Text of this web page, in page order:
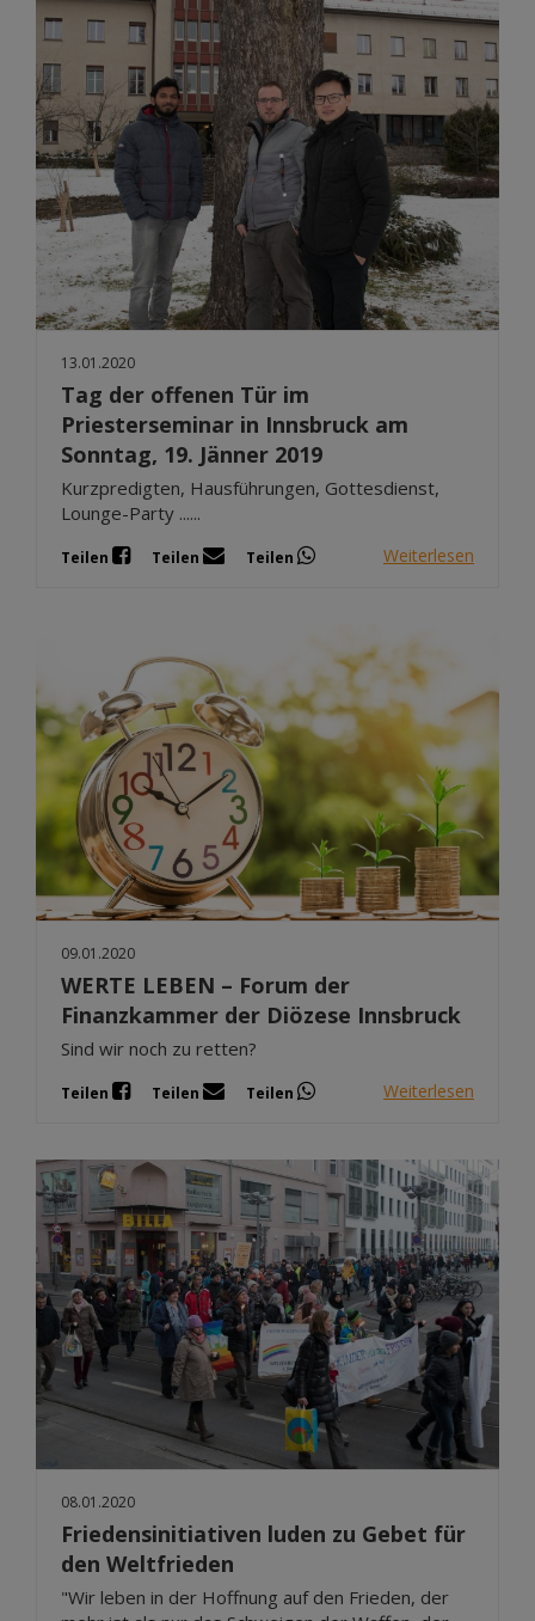
13.01.2020
Tag der offenen Tür im
Priesterseminar in Innsbruck am
Sonntag, 19. Jänner 2019
Kurzpredigten, Hausführungen, Gottesdienst,
Lounge-Party ......
Teilen Teilen Teilen Weiterlesen
09.01.2020
WERTE LEBEN – Forum der
Finanzkammer der Diözese Innsbruck
Sind wir noch zu retten?
Teilen Teilen Teilen Weiterlesen
08.01.2020
Friedensinitiativen luden zu Gebet für
den Weltfrieden
"Wir leben in der Hoffnung auf den Frieden, der